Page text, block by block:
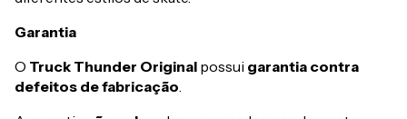
Garantia
O Truck Thunder Original possui garantia contra
defeitos de fabricação.